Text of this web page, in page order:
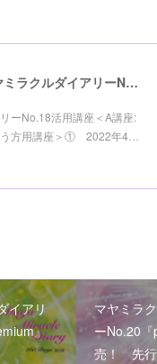
【お知らせ】マヤミラクルダイアリーNo.18活用講座開催日程
ーNo.18活用講座＜A講座:
う方用講座＞① 2022年4…
イアリ
』
マヤミラ
ーNo.20
売！ 先行